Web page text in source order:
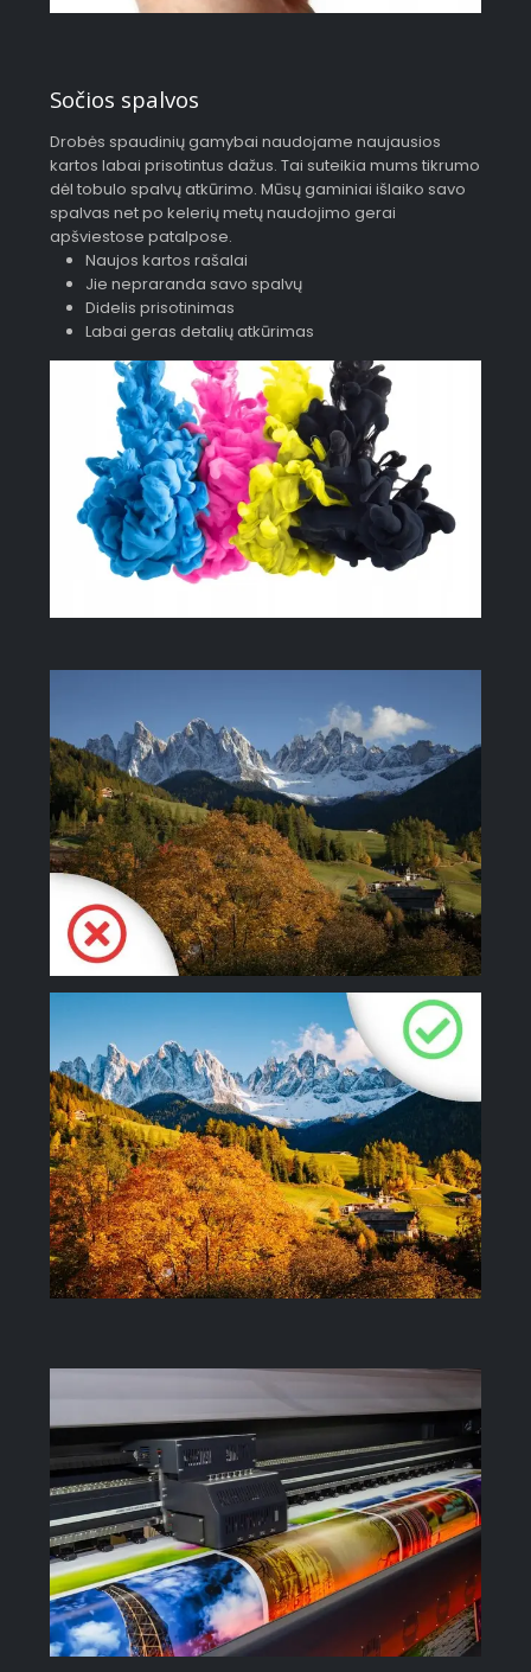
Sočios spalvos
Drobės spaudinių gamybai naudojame naujausios
kartos labai prisotintus dažus. Tai suteikia mums tikrumo
dėl tobulo spalvų atkūrimo. Mūsų gaminiai išlaiko savo
spalvas net po kelerių metų naudojimo gerai
apšviestose patalpose.
Naujos kartos rašalai
Jie nepraranda savo spalvų
Didelis prisotinimas
Labai geras detalių atkūrimas